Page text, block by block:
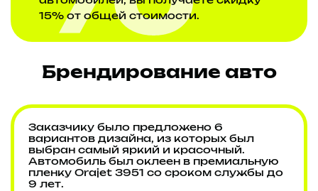
15% от общей стоимости.
Брендирование авто
Заказчику было предложено 6
вариантов дизайна, из которых был
выбран самый яркий и красочный.
Автомобиль был оклеен в премиальную
пленку Orajet 3951 со сроком службы до
9 лет.